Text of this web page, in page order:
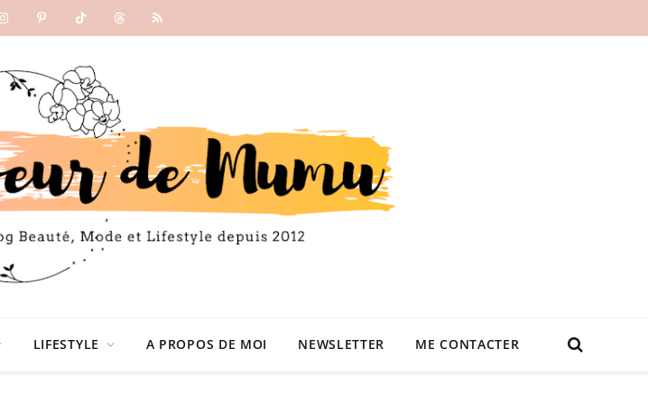
InstagramPinterestTikTokThreadsRSS
LIFESTYLE A PROPOS DE MOI NEWSLETTER ME CONTACTER